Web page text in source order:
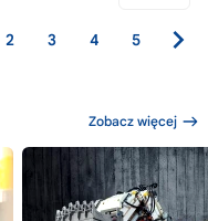
2 3 4 5
Zobacz więcej